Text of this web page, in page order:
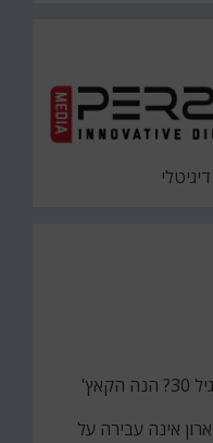
אינה עבירה על